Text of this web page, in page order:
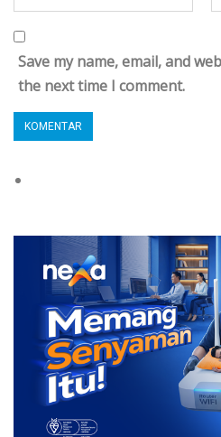
Save my name, email, and
the next time I comment.